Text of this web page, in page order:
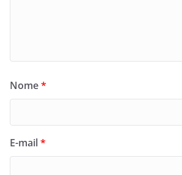
Nome*
E-mail*